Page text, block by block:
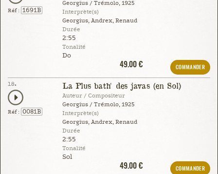
Réf : 1691B
Georgius / Trémolo, 1925
Interprète(s)
Georgius, Andrex, Renaud
Durée
2:55
Tonalité
Do
49.00 €
COMMANDER
18.
Réf : 0081B
La Plus bath' des javas (en Sol)
Auteur / Compositeur
Georgius / Trémolo, 1925
Interprète(s)
Georgius, Andrex, Renaud
Durée
2:55
Tonalité
Sol
49.00 €
COMMANDER